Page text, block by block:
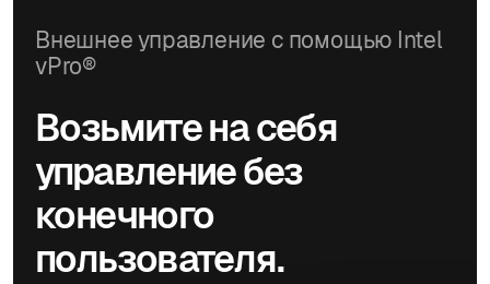
Внешнее управление с помощью Intel
vPro®
Возьмите на себя
управление без
конечного
пользователя.